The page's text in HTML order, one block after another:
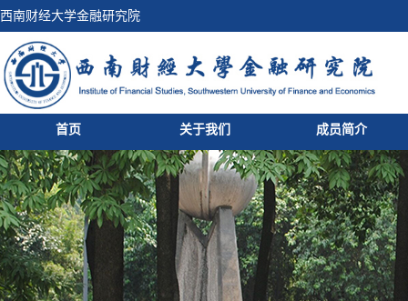
西南财经大学金融研究院
首页 关于我们 成员简介